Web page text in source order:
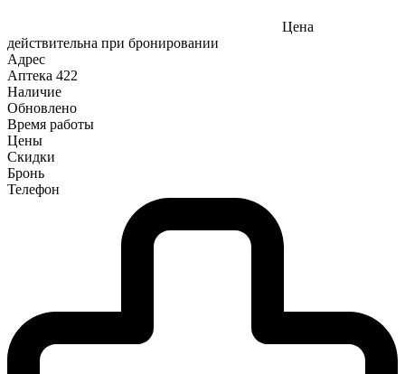
Цена
действительна при бронировании
Адрес
Аптека 422
Наличие
Обновлено
Время работы
Цены
Скидки
Бронь
Телефон